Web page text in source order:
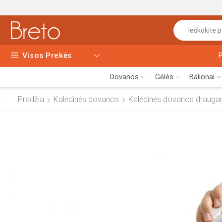
Visos Prekės
Dovanos Gėlės Balionai
Pradžia Kalėdinės dovanos Kalėdinės dovanos